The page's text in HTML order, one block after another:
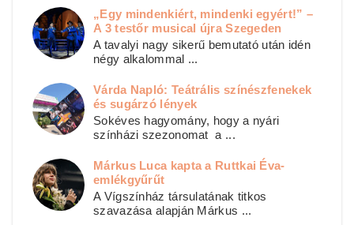
„Egy mindenkiért, mindenki egyért!” –
A 3 testőr musical újra Szegeden
A tavalyi nagy sikerű bemutató után idén
négy alkalommal ...
Várda Napló: Teátrális színészfenekek
és sugárzó lények
Sokéves hagyomány, hogy a nyári
színházi szezonomat a ...
Márkus Luca kapta a Ruttkai Éva-
emlékgyűrűt
A Vígszínház társulatának titkos
szavazása alapján Márkus ...